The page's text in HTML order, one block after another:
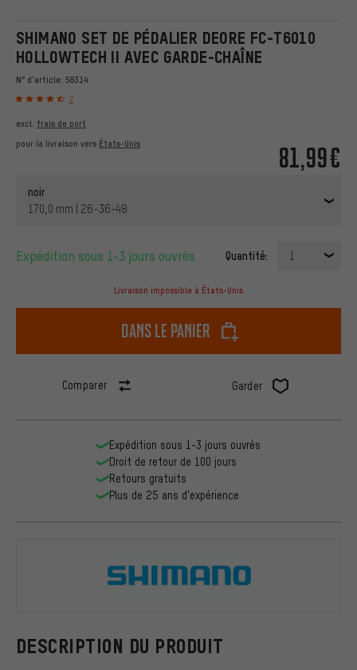
SHIMANO SET DE PÉDALIER DEORE FC-T6010
HOLLOWTECH II AVEC GARDE-CHAÎNE
N° d'article: 58314
2
81,99€
excl. frais de port
pour la livraison vers États-Unis
noir
170,0 mm | 26-36-48
Expédition sous 1-3 jours ouvrés Quantité: 1
Livraison impossible à États-Unis
dans le panier
Comparer Garder
DESCRIPTION DU PRODUIT
Expédition sous 1-3 jours ouvrés
Droit de retour de 100 jours
Retours gratuits
Plus de 25 ans d'expérience
Shimano